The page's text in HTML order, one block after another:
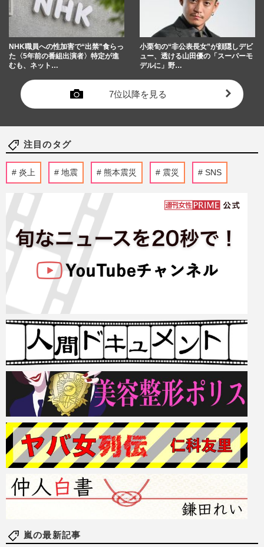
NHK職員への性加害で“出禁”食らっ
た〈5年前の番組出演者〉特定が進
むも、ネット…
小栗旬の“非公表長女”が顔隠しデビ
ュー、透ける山田優の「スーパーモ
デルに」野…
7位以降を見る
注目のタグ
炎上 地震 熊本震災 震災 SNS
嵐の最新記事